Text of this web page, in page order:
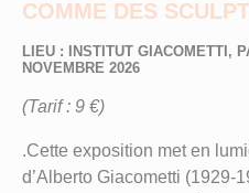
COMME DES
LIEU : INSTITUT GIACOMETTI,
NOVEMBRE 2026
(Tarif : 9 €)
.Cette exposition met en
d’Alberto Giacometti (1929-